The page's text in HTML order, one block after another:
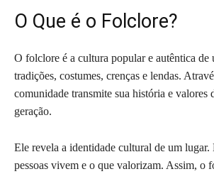
O Que é o Folclore?
O folclore é a cultura popular e autêntica
tradições, costumes, crenças e lendas.
comunidade transmite sua história e valores
geração.
Ele revela a identidade cultural de um lugar.
pessoas vivem e o que valorizam. Assim, o